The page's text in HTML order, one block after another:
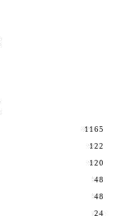
1165
122
120
48
48
24